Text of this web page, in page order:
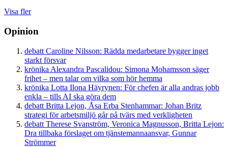
Visa fler
Opinion
debatt Caroline Nilsson: Rädda medarbetare bygger inget
starkt försvar
krönika Alexandra Pascalidou: Simona Mohamsson säger
frihet – men talar om vilka som hör hemma
krönika Lotta Ilona Häyrynen: För chefen är alla andras jobb
enkla – tills AI ska göra dem
debatt Britta Lejon, Åsa Erba Stenhammar: Johan Britz
strategi för arbetsmiljö går på tvärs med verkligheten
debatt Therese Svanström, Veronica Magnusson, Britta Lejon:
Dra tillbaka förslaget om tjänstemannaansvar, Gunnar
Strömmer